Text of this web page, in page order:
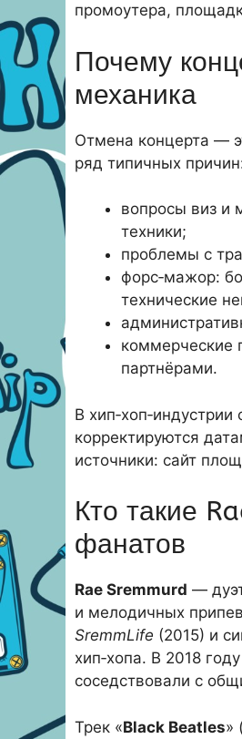
промоутера,
Почему
механика
Отмена концерта —
ряд типичных
вопросы виз и
техники;
проблемы с
форс‑мажор:
технические
коммерческие
партнёрами.
В
корректируются
источники: сайт
Кто такие
фанатов
Rae Sremmurd —
и мелодичных
SremmLife (2015) и
хип‑хопа. В 2018
соседствовали с
Трек «Black Beatles»